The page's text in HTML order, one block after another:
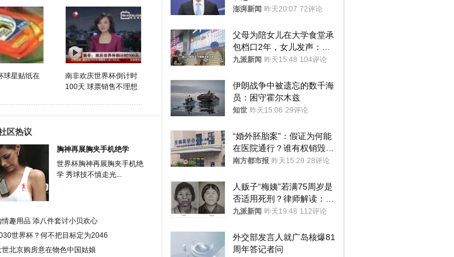
球星贴纸在
南非欢庆世界杯倒计时
100天 球票销售不理想
区热议
胸神再展胸夹手机绝学
世界杯胸神再展胸夹手机绝
学 秀球技不慎走光...
情趣用品 添八件套讨小贝欢心
世界杯？何不把目标定为2046
世北京购房意在物色中国姑娘
澎湃新闻 昨天20:07 72评论
父母为陪女儿在大学食堂承
包档口2年，女儿发声：初
衷是为了陪伴，毕业后将不
九派新闻 昨天15:48 104评论
伊朗战争中被遗忘的数千海
员：困守霍尔木兹
知世 昨天15:06 29评论
“婚外胚胎案”：假证为何能
在医院通行？谁有权销毁胚
胎？
南方都市报 昨天15:29 28评论
人贩子“梅姨”若满75周岁是
否适用死刑？律师解读：很
大概率不会被判处死刑
九派新闻 昨天19:48 112评论
外交部发言人就广岛核爆81
周年答记者问